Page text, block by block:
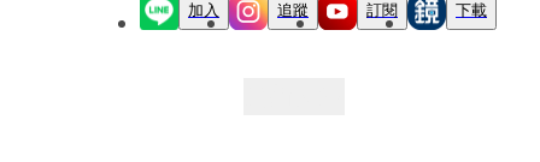
加入 追蹤 訂閱 下載